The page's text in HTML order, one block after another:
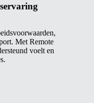
Met Remote
voelt en